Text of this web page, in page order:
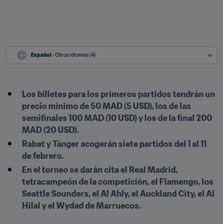
Español - Otros idiomas (4)
Los billetes para los primeros partidos tendrán un
precio mínimo de 50 MAD (5 USD), los de las
semifinales 100 MAD (10 USD) y los de la final 200
MAD (20 USD).
Rabat y Tánger acogerán siete partidos del 1 al 11
de febrero.
En el torneo se darán cita el Real Madrid,
tetracampeón de la competición, el Flamengo, los
Seattle Sounders, el Al Ahly, el Auckland City, el Al
Hilal y el Wydad de Marruecos.